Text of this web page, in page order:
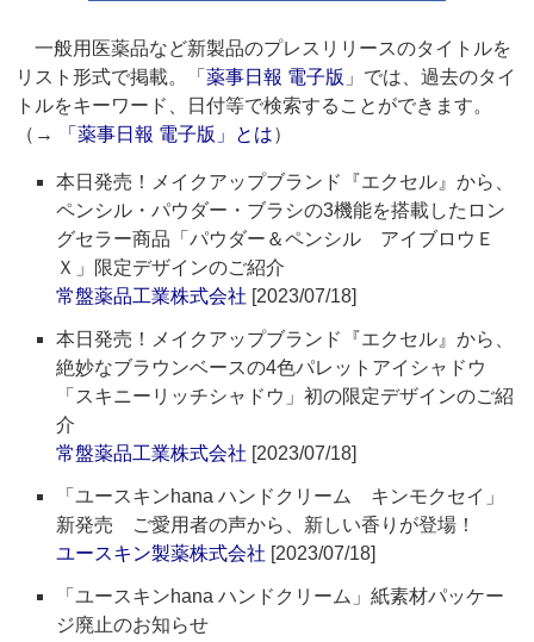
一般用医薬品など新製品のプレスリリースのタイトルを
リスト形式で掲載。「薬事日報 電子版 」では、過去のタイ
トルをキーワード、日付等で検索することができます。
（→
「薬事日報 電子版」とは）
本日発売！メイクアップブランド『エクセル』から、
ペンシル・パウダー・ブラシの3機能を搭載したロン
グセラー商品「パウダー＆ペンシル アイブロウＥ
Ｘ」限定デザインのご紹介
常盤薬品工業株式会社 [2023/07/18]
本日発売！メイクアップブランド『エクセル』から、
絶妙なブラウンベースの4色パレットアイシャドウ
「スキニーリッチシャドウ」初の限定デザインのご紹
介
常盤薬品工業株式会社 [2023/07/18]
「ユースキンhana ハンドクリーム キンモクセイ」
新発売 ご愛用者の声から、新しい香りが登場！
ユースキン製薬株式会社 [2023/07/18]
「ユースキンhana ハンドクリーム」紙素材パッケー
ジ廃止のお知らせ